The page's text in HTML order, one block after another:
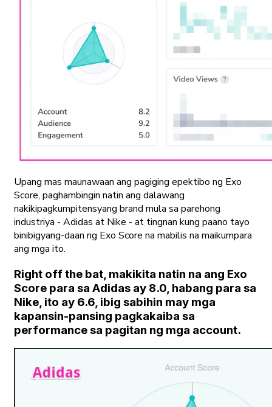
Upang mas maunawaan ang pagiging epektibo ng Exo
Score, paghambingin natin ang dalawang
nakikipagkumpitensyang brand mula sa parehong
industriya - Adidas at Nike - at tingnan kung paano tayo
binibigyang-daan ng Exo Score na mabilis na maikumpara
ang mga ito.
Right off the bat, makikita natin na ang Exo
Score para sa Adidas ay 8.0, habang para sa
Nike, ito ay 6.6, ibig sabihin may mga
kapansin-pansing pagkakaiba sa
performance sa pagitan ng mga account.